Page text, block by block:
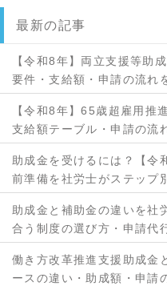
最新の記事
【令和8年】両立支援等助
要件・支給額・申請の流れ
【令和8年】65歳超雇用推
支給額テーブル・申請の流
助成金を受けるには？【令
前準備を社労士がステップ
助成金と補助金の違いを社
合う制度の選び方・申請代
働き方改革推進支援助成金
ースの違い・助成額・申請